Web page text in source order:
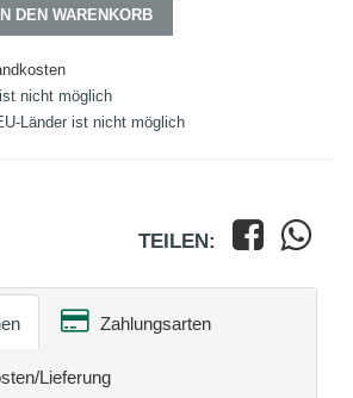
IN DEN WARENKORB
nicht möglich
Länder ist nicht möglich
TEILEN:
Zahlungsarten
Lieferung